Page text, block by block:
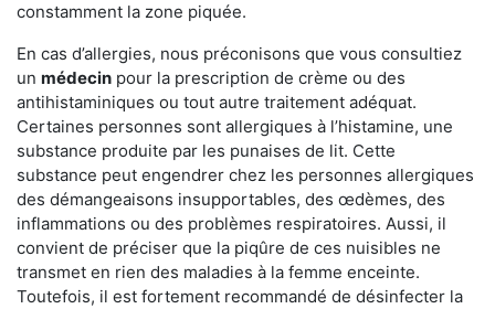
constamment la zone piquée.
En cas d’allergies, nous préconisons que vous consultiez
un médecin pour la prescription de crème ou des
antihistaminiques ou tout autre traitement adéquat.
Certaines personnes sont allergiques à l’histamine, une
substance produite par les punaises de lit. Cette
substance peut engendrer chez les personnes allergiques
des démangeaisons insupportables, des œdèmes, des
inflammations ou des problèmes respiratoires. Aussi, il
convient de préciser que la piqûre de ces nuisibles ne
transmet en rien des maladies à la femme enceinte.
Toutefois, il est fortement recommandé de désinfecter la